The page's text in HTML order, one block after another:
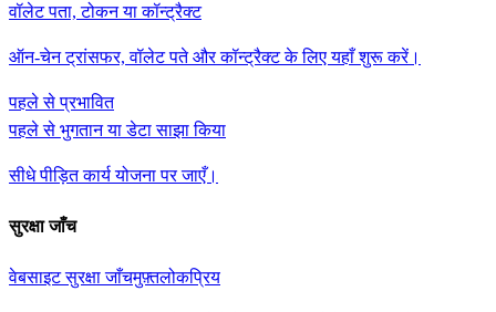
वॉलेट पता, टोकन या कॉन्ट्रैक्ट
ऑन-चेन ट्रांसफर, वॉलेट पते और कॉन्ट्रैक्ट के लिए यहाँ शुरू करें।
पहले से प्रभावित
पहले से भुगतान या डेटा साझा किया
सीधे पीड़ित कार्य योजना पर जाएँ।
सुरक्षा जाँच
वेबसाइट सुरक्षा जाँचमुफ़्तलोकप्रिय